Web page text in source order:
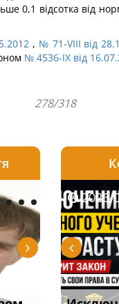
0,1 відсотка від
, № 71-VIII від
№ 4536-IX від
278/318
2026-08-05
2026-08-
2026-